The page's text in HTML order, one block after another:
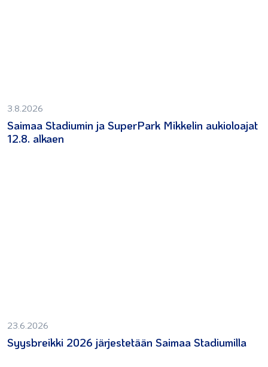
3.8.2026
Saimaa Stadiumin ja SuperPark Mikkelin aukioloajat
12.8. alkaen
23.6.2026
Syysbreikki 2026 järjestetään Saimaa Stadiumilla